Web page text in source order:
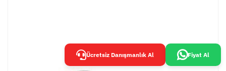
Ücretsiz Danışmanlık Al Fiyat Al